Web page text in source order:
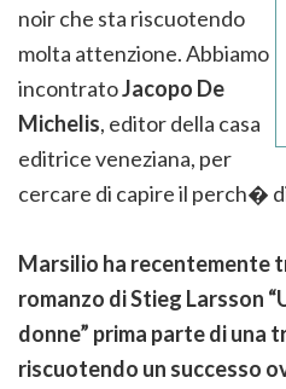
noir che sta riscuotendo
molta attenzione. Abbiamo
incontratoJacopo De
Michelis, editor della casa
editrice veneziana, per
cercare di capire il perch�
Marsilio ha recentemente
romanzo di Stieg Larsson
donne” prima parte di una
riscuotendo un successo